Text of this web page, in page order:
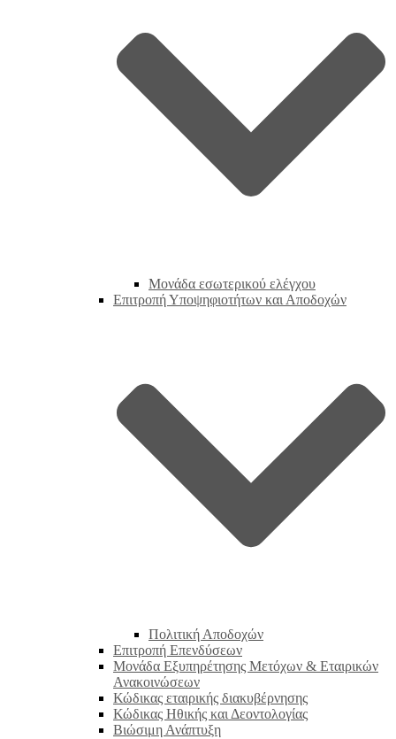
Μονάδα εσωτερικού ελέγχου
Επιτροπή Υποψηφιοτήτων και Αποδοχών
Πολιτική Αποδοχών
Επιτροπή Επενδύσεων
Μονάδα Εξυπηρέτησης Μετόχων & Εταιρικών
Ανακοινώσεων
Κώδικας εταιρικής διακυβέρνησης
Κώδικας Ηθικής και Δεοντολογίας
Βιώσιμη Ανάπτυξη